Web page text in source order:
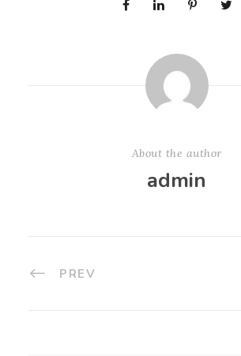
About the author
admin
PREV